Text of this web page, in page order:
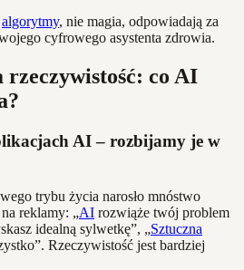
algorytmy, nie magia, odpowiadają za
cyfrowego asystenta zdrowia.
co AI
AI – rozbijamy je w
trybu życia narosło mnóstwo
reklamy: „AI rozwiąże twój problem
idealną sylwetkę”, „Sztuczna
Rzeczywistość jest bardziej